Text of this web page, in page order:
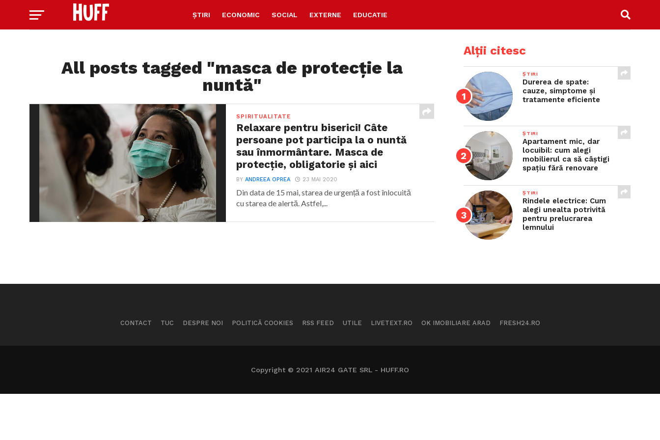
ȘTIRI ECONOMIC SOCIAL EXTERNE EDUCATIE
All posts tagged "masca de protecție la
nuntă"
SPIRITUALITATE
Relaxare pentru biserici! Câte
persoane pot participa la o nuntă
sau înmormântare. Masca de
protecție, obligatorie și aici
BYANDREEA OPREA 23 MAI 2020
Din data de 15 mai, starea de urgență a fost înlocuită
cu starea de alertă. Astfel,...
Alții citesc
ȘTIRI
Durerea de spate:
cauze, simptome și
tratamente eficiente
ȘTIRI
Apartament mic, dar
locuibil: cum alegi
mobilierul ca să câștigi
spațiu fără renovare
ȘTIRI
Rindele electrice: Cum
alegi unealta potrivită
pentru prelucrarea
lemnului
CONTACT TUC DESPRE NOI POLITICĂ COOKIES RSS FEED UTILE LIVETEXT.RO OK IMOBILIARE ARAD FRESH24.RO
Copyright © 2021 AIR24 GATE SRL - HUFF.RO